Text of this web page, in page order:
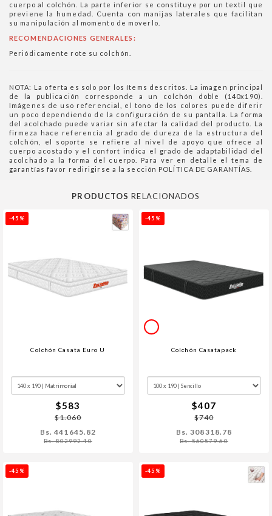
cuerpo al colchón. La parte inferior se constituye por un textil que
previene la humedad. Cuenta con manijas laterales que facilitan
su manipulación al momento de moverlo.
RECOMENDACIONES GENERALES:
Periódicamente rote su colchón.
NOTA: La oferta es solo por los ítems descritos. La imagen principal
de la publicación corresponde a un colchón doble (140x190).
Imágenes de uso referencial, el tono de los colores puede diferir
un poco dependiendo de la configuración de su pantalla. La forma
del acolchado puede variar sin afectar la calidad del producto. La
firmeza hace referencia al grado de dureza de la estructura del
colchón, el soporte se refiere al nivel de apoyo que ofrece al
cuerpo acostado y el confort indica el grado de adaptabilidad del
acolchado a la forma del cuerpo. Para ver en detalle el tema de
garantías favor redirigirse a la sección POLÍTICA DE GARANTÍAS.
PRODUCTOSRELACIONADOS
-45%
Colchón Casata Euro U
$583
$1.060
Bs. 441645.82
Bs. 802992.40
-45%
Colchón Casatapack
$407
$740
Bs. 308318.78
Bs. 560579.60
-45% -45%